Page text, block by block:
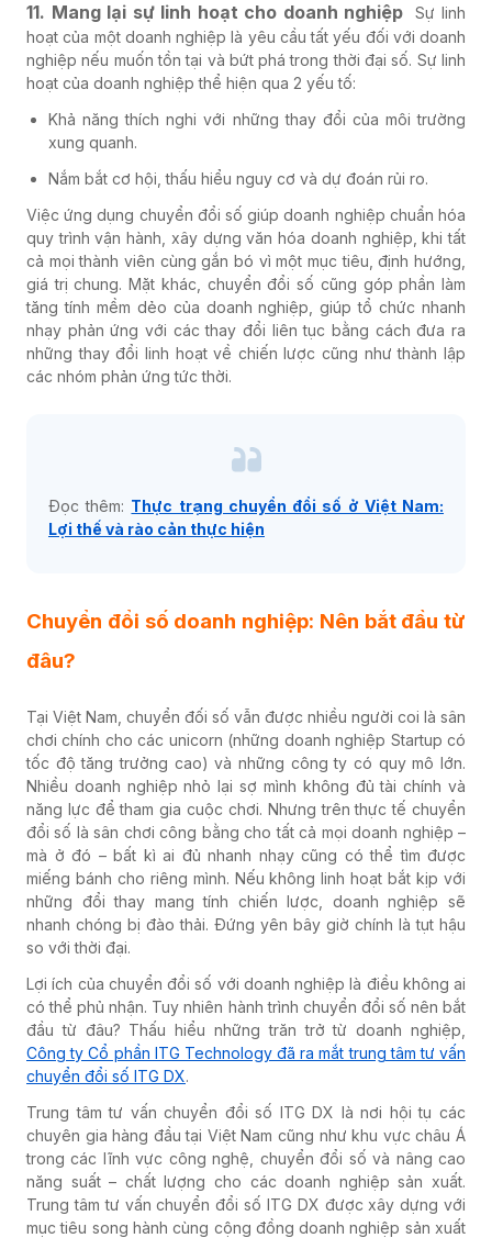
11. Mang lại sự linh hoạt cho doanh nghiệp
Sự linh
hoạt của một doanh nghiệp là yêu cầu tất yếu đối với doanh
nghiệp nếu muốn tồn tại và bứt phá trong thời đại số. Sự linh
hoạt của doanh nghiệp thể hiện qua 2 yếu tố:
Khả năng thích nghi với những thay đổi của môi trường
xung quanh.
Nắm bắt cơ hội, thấu hiểu nguy cơ và dự đoán rủi ro.
Việc ứng dụng chuyển đổi số giúp doanh nghiệp chuẩn hóa
quy trình vận hành, xây dựng văn hóa doanh nghiệp, khi tất
cả mọi thành viên cùng gắn bó vì một mục tiêu, định hướng,
giá trị chung. Mặt khác, chuyển đổi số cũng góp phần làm
tăng tính mềm dẻo của doanh nghiệp, giúp tổ chức nhanh
nhạy phản ứng với các thay đổi liên tục bằng cách đưa ra
những thay đổi linh hoạt về chiến lược cũng như thành lập
các nhóm phản ứng tức thời.
Đọc thêm: Thực trạng chuyển đổi số ở Việt Nam:
Lợi thế và rào cản thực hiện
Chuyển đổi số doanh nghiệp: Nên bắt đầu từ
đâu?
Tại Việt Nam, chuyển đối số vẫn được nhiều người coi là sân
chơi chính cho các unicorn (những doanh nghiệp Startup có
tốc độ tăng trưởng cao) và những công ty có quy mô lớn.
Nhiều doanh nghiệp nhỏ lại sợ mình không đủ tài chính và
năng lực để tham gia cuộc chơi. Nhưng trên thực tế chuyển
đổi số là sân chơi công bằng cho tất cả mọi doanh nghiệp –
mà ở đó – bất kì ai đủ nhanh nhạy cũng có thể tìm được
miếng bánh cho riêng mình. Nếu không linh hoạt bắt kịp với
những đổi thay mang tính chiến lược, doanh nghiệp sẽ
nhanh chóng bị đào thải. Đứng yên bây giờ chính là tụt hậu
so với thời đại.
Lợi ích của chuyển đổi số với doanh nghiệp là điều không ai
có thể phủ nhận. Tuy nhiên hành trình chuyển đổi số nên bắt
đầu từ đâu? Thấu hiểu những trăn trở từ doanh nghiệp,
Công ty Cổ phần ITG Technology đã ra mắt trung tâm tư vấn
chuyển đổi số ITG DX.
Trung tâm tư vấn chuyển đổi số ITG DX là nơi hội tụ các
chuyên gia hàng đầu tại Việt Nam cũng như khu vực châu Á
trong các lĩnh vực công nghệ, chuyển đổi số và nâng cao
năng suất – chất lượng cho các doanh nghiệp sản xuất.
Trung tâm tư vấn chuyển đổi số ITG DX được xây dựng với
mục tiêu song hành cùng cộng đồng doanh nghiệp sản xuất